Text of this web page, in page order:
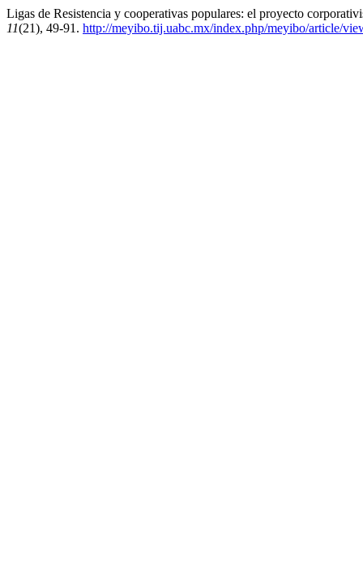
Ligas de Resistencia y cooperativas populares: el proyecto
11(21), 49-91. http://meyibo.tij.uabc.mx/index.php/meyibo/article/